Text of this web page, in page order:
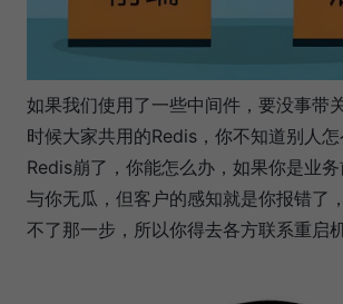
如果我们使用了一些中间件，要没事带
时候大家共用的Redis，你不知道别人
Redis崩了，你能怎么办，如果你是业
与你无瓜，但客户的感知就是你报错了
不了那一步，所以你得去各方联系重启